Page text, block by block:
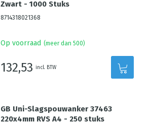
Zwart - 1000 Stuks
8714318021368
Op voorraad (meer dan 500)
132,53 incl. BTW
GB Uni-Slagspouwanker 37463
220x4mm RVS A4 - 250 stuks